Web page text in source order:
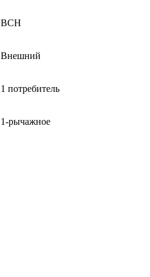
BCH
Внешний
1 потребитель
1-рычажное